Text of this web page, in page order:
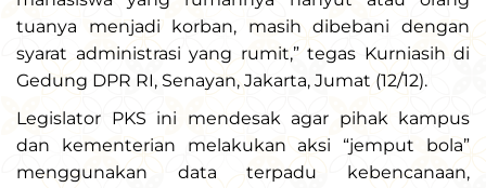
tuanya menjadi korban, masih dibebani dengan
syarat administrasi yang rumit,” tegas Kurniasih di
Gedung DPR RI, Senayan, Jakarta, Jumat (12/12).
Legislator PKS ini mendesak agar pihak kampus
dan kementerian melakukan aksi “jemput bola”
menggunakan data terpadu kebencanaan,